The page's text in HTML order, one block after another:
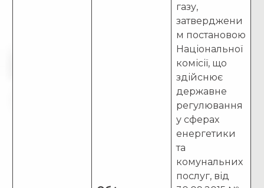
газу,
затверджени
м постановою
Національної
комісії, що
здійснює
державне
регулювання
у сферах
енергетики
та
комунальних
послуг, від